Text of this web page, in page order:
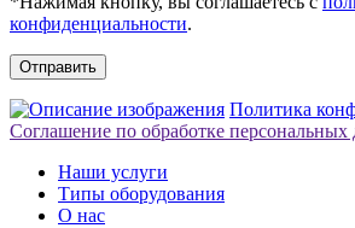
конфиденциальности.
Отправить
Политика
Соглашение по обработке
Наши услуги
Типы оборудования
О нас